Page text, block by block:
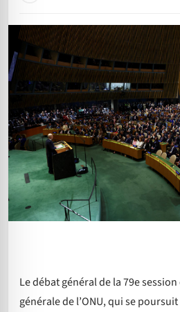
Le débat général de la 79e session
générale de l’ONU, qui se